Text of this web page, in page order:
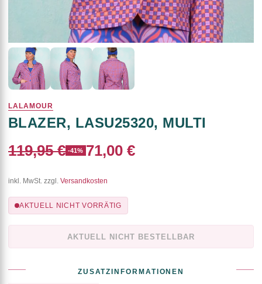
LALAMOUR
BLAZER, LASU25320, MULTI
119,95 € -41% 71,00 €
inkl. MwSt. zzgl. Versandkosten
AKTUELL NICHT VORRÄTIG
AKTUELL NICHT BESTELLBAR
ZUSATZINFORMATIONEN